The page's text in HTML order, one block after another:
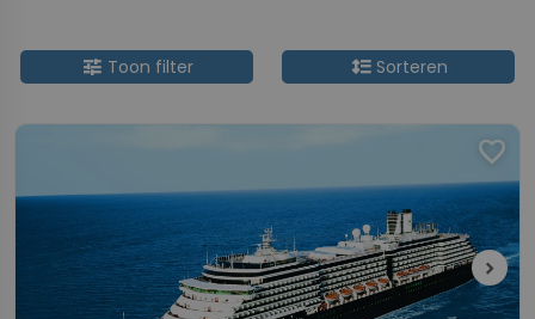
tune Toon filter format_line_spacingSorteren
favorite
chevron_right